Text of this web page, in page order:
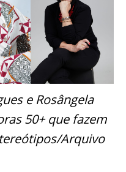
e Rosângela
50+ que fazem
Arquivo